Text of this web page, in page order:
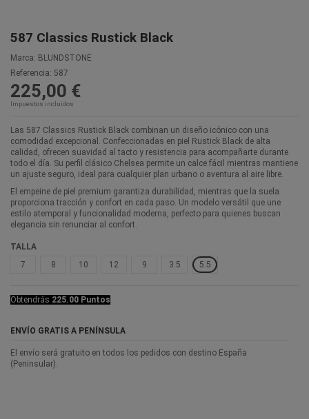
587 Classics Rustick Black
Marca: BLUNDSTONE
Referencia: 587
225,00 €
Impuestos incluidos
Las 587 Classics Rustick Black combinan un diseño icónico con una
comodidad excepcional. Confeccionadas en piel Rustick Black de alta
calidad, ofrecen suavidad al tacto y resistencia para acompañarte durante
todo el día. Su perfil clásico Chelsea permite un calce fácil mientras mantiene
un ajuste seguro, ideal para cualquier plan urbano o aventura al aire libre.
El empeine de piel premium garantiza durabilidad, mientras que la suela
proporciona tracción y confort en cada paso. Un modelo versátil que une
estilo atemporal y funcionalidad moderna, perfecto para quienes buscan
elegancia sin renunciar al confort.
TALLA
7
8 10 12 9 3.5 5.5
Obtendrás 225.00 Puntos
ENVÍO GRATIS A PENÍNSULA
El envío será gratuito en todos los pedidos con destino España
(Peninsular).